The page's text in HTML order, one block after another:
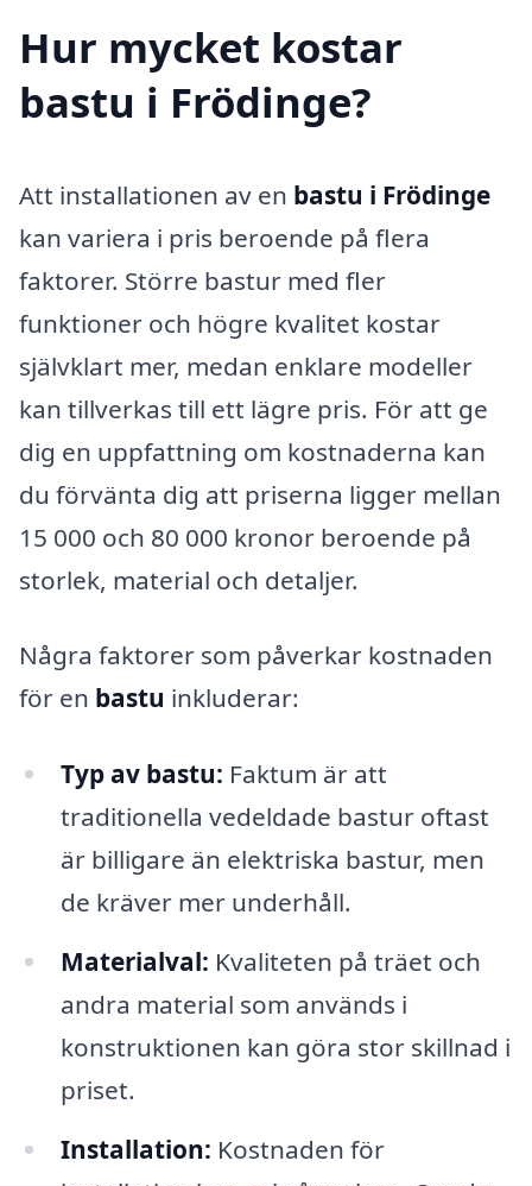
Hur mycket kostar
bastu i Frödinge?
Att installationen av en bastu i Frödinge
kan variera i pris beroende på flera
faktorer. Större bastur med fler
funktioner och högre kvalitet kostar
självklart mer, medan enklare modeller
kan tillverkas till ett lägre pris. För att ge
dig en uppfattning om kostnaderna kan
du förvänta dig att priserna ligger mellan
15 000 och 80 000 kronor beroende på
storlek, material och detaljer.
Några faktorer som påverkar kostnaden
för en bastu inkluderar:
Typ av bastu: Faktum är att
traditionella vedeldade bastur oftast
är billigare än elektriska bastur, men
de kräver mer underhåll.
Materialval: Kvaliteten på träet och
andra material som används i
konstruktionen kan göra stor skillnad i
priset.
Installation: Kostnaden för